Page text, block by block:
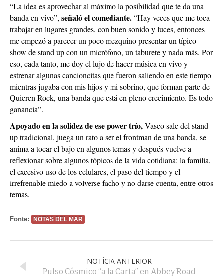
“La idea es aprovechar al máximo la posibilidad que te da una
banda en vivo”, señaló el comediante.“Hay veces que me toca
trabajar en lugares grandes, con buen sonido y luces, entonces
me empezó a parecer un poco mezquino presentar un típico
show de stand up con un micrófono, un taburete y nada más. Por
eso, cada tanto, me doy el lujo de hacer música en vivo y
estrenar algunas cancioncitas que fueron saliendo en este tiempo
mientras jugaba con mis hijos y mi sobrino, que forman parte de
Quieren Rock, una banda que está en pleno crecimiento. Es todo
ganancia”.
Apoyado en la solidez de ese power trío,Vasco sale del stand
up tradicional, juega un rato a ser el frontman de una banda, se
anima a tocar el bajo en algunos temas y después vuelve a
reflexionar sobre algunos tópicos de la vida cotidiana: la familia,
el excesivo uso de los celulares, el paso del tiempo y el
irrefrenable miedo a volverse facho y no darse cuenta, entre otros
temas.
Fonte: NOTAS DEL MAR
NOTÍCIA ANTERIOR
Pulso Cósmico “a la Carta” en Abbey Road